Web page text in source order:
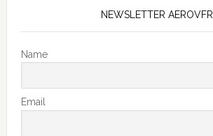
NEWSLETTER AEROVFR
Name
Email